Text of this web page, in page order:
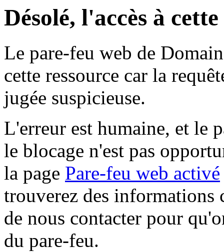
Désolé, l'accès à
Le pare-feu web de
cette ressource car la
jugée suspicieuse.
L'erreur est humaine, et le
le blocage n'est pas
la page Pare-feu web activé
trouverez des informations
de nous contacter pour
du pare-feu.